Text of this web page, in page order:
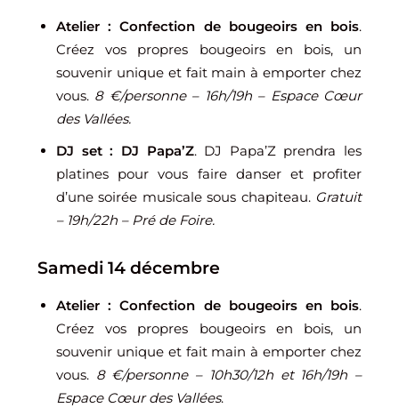
Atelier : Confection de bougeoirs en bois.
Créez vos propres bougeoirs en bois, un
souvenir unique et fait main à emporter chez
vous. 8 €/personne – 16h/19h – Espace Cœur
des Vallées.
DJ set : DJ Papa’Z. DJ Papa’Z prendra les
platines pour vous faire danser et profiter
d’une soirée musicale sous chapiteau. Gratuit
– 19h/22h – Pré de Foire.
Samedi 14 décembre
Atelier : Confection de bougeoirs en bois.
Créez vos propres bougeoirs en bois, un
souvenir unique et fait main à emporter chez
vous. 8 €/personne– 10h30/12h et 16h/19h –
Espace Cœur des Vallées.